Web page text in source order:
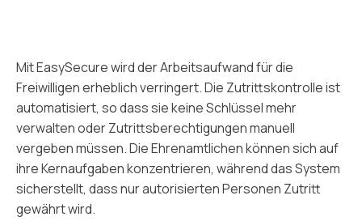
Mit EasySecure wird der Arbeitsaufwand für die
Freiwilligen erheblich verringert. Die Zutrittskontrolle ist
automatisiert, so dass sie keine Schlüssel mehr
verwalten oder Zutrittsberechtigungen manuell
vergeben müssen. Die Ehrenamtlichen können sich auf
ihre Kernaufgaben konzentrieren, während das System
sicherstellt, dass nur autorisierten Personen Zutritt
gewährt wird.